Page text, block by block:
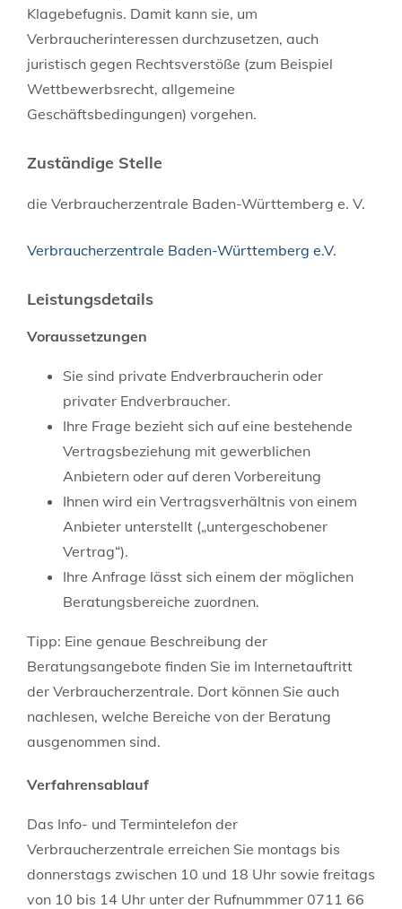
Klagebefugnis. Damit kann sie, um
Verbraucherinteressen durchzusetzen, auch
juristisch gegen Rechtsverstöße (zum Beispiel
Wettbewerbsrecht, allgemeine
Geschäftsbedingungen) vorgehen.
Zuständige Stelle
die Verbraucherzentrale Baden-Württemberg e. V.
Verbraucherzentrale Baden-Württemberg e.V.
Leistungsdetails
Voraussetzungen
Sie sind private Endverbraucherin oder
privater Endverbraucher.
Ihre Frage bezieht sich auf eine bestehende
Vertragsbeziehung mit gewerblichen
Anbietern oder auf deren Vorbereitung
Ihnen wird ein Vertragsverhältnis von einem
Anbieter unterstellt („untergeschobener
Vertrag“).
Ihre Anfrage lässt sich einem der möglichen
Beratungsbereiche zuordnen.
Tipp: Eine genaue Beschreibung der
Beratungsangebote finden Sie im Internetauftritt
der Verbraucherzentrale. Dort können Sie auch
nachlesen, welche Bereiche von der Beratung
ausgenommen sind.
Verfahrensablauf
Das Info- und Termintelefon der
Verbraucherzentrale erreichen Sie montags bis
donnerstags zwischen 10 und 18 Uhr sowie freitags
von 10 bis 14 Uhr unter der Rufnummmer 0711 66